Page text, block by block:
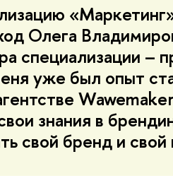
Олега
специализации –
уже был опыт
знания в
свой бренд и свой